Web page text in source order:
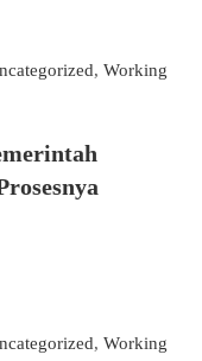
, Working
, Working